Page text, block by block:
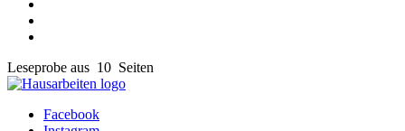
Leseprobe aus 10 Seiten
Facebook